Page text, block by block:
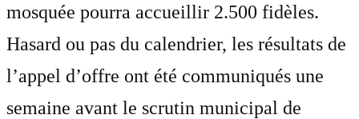
mosquée pourra accueillir 2.500 fidèles.
Hasard ou pas du calendrier, les résultats de
l’appel d’offre ont été communiqués une
semaine avant le scrutin municipal de